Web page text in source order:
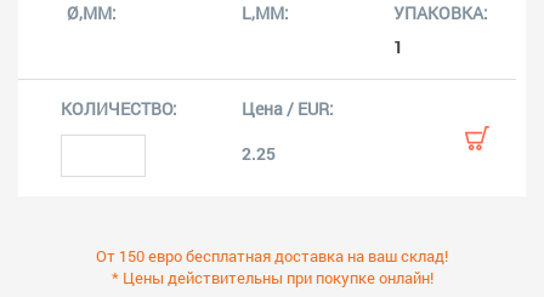
1
2.25
От 150 евро бесплатная доставка на ваш склад!
* Цены действительны при покупке онлайн!